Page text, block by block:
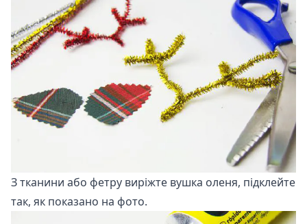
З тканини або фетру виріжте вушка оленя, підклейте
так, як показано на фото.